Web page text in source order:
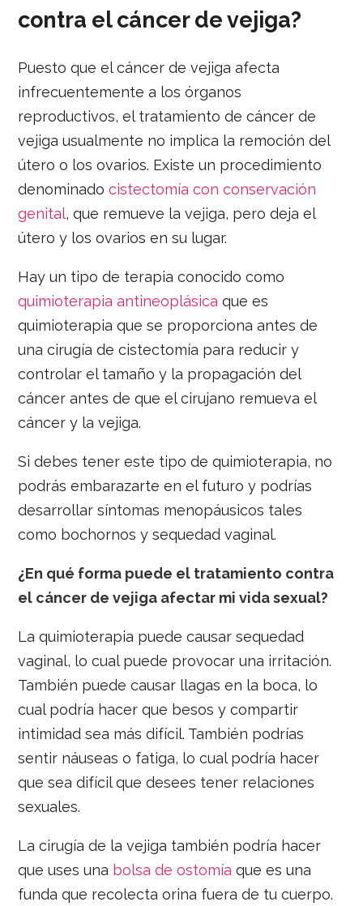
contra el cáncer de vejiga?
Puesto que el cáncer de vejiga afecta
infrecuentemente a los órganos
reproductivos, el tratamiento de cáncer de
vejiga usualmente no implica la remoción del
útero o los ovarios. Existe un procedimiento
denominado cistectomía con conservación
genital, que remueve la vejiga, pero deja el
útero y los ovarios en su lugar.
Hay un tipo de terapia conocido como
quimioterapia antineoplásica que es
quimioterapia que se proporciona antes de
una cirugía de cistectomía para reducir y
controlar el tamaño y la propagación del
cáncer antes de que el cirujano remueva el
cáncer y la vejiga.
Si debes tener este tipo de quimioterapia, no
podrás embarazarte en el futuro y podrías
desarrollar síntomas menopáusicos tales
como bochornos y sequedad vaginal.
¿En qué forma puede el tratamiento contra
el cáncer de vejiga afectar mi vida sexual?
La quimioterapia puede causar sequedad
vaginal, lo cual puede provocar una irritación.
También puede causar llagas en la boca, lo
cual podría hacer que besos y compartir
intimidad sea más difícil. También podrías
sentir náuseas o fatiga, lo cual podría hacer
que sea difícil que desees tener relaciones
sexuales.
La cirugía de la vejiga también podría hacer
que uses una bolsa de ostomía que es una
funda que recolecta orina fuera de tu cuerpo.